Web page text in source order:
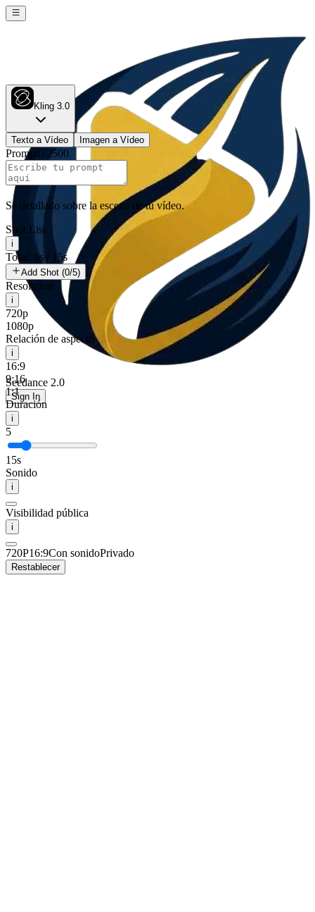
Seedance 2.0
Sign In
Kling 3.0
Texto a Vídeo Imagen a Vídeo
Prompt0/2500
Sé detallado sobre la escena de tu vídeo.
Shot List
i
Total: 0s / 15s
Add Shot (0/5)
Resolution
i
720p
1080p
Relación de aspecto
i
16:9
9:16
1:1
Duración
i
5
15s
Sonido
i
Visibilidad pública
i
720P16:9Con sonidoPrivado
Restablecer